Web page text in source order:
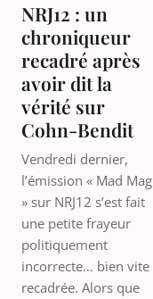
NRJ12 : un
chroniqueur
recadré après
avoir dit la
vérité sur
Cohn-Bendit
Vendredi dernier,
l’émission « Mad Mag
» sur NRJ12 s’est fait
une petite frayeur
politiquement
incorrecte… bien vite
recadrée. Alors que